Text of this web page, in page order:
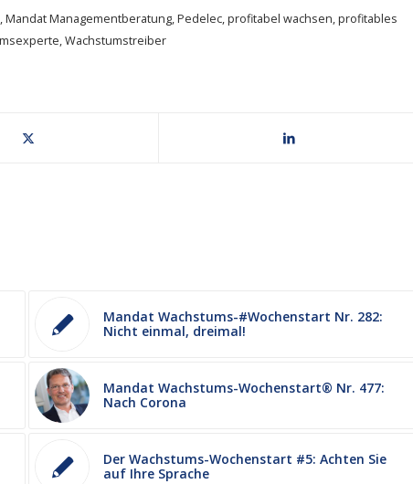
,Mandat Managementberatung,Pedelec,profitabel wachsen,profitables
,Wachstumstreiber
Mandat Wachstums-#Wochenstart Nr. 282:
Nicht einmal, dreimal!
Mandat Wachstums-Wochenstart® Nr. 477:
Nach Corona
Der Wachstums-Wochenstart #5: Achten Sie
auf Ihre Sprache